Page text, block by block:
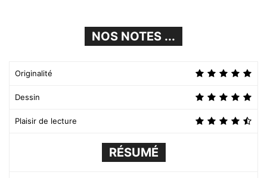
NOS NOTES ...
Originalité
Dessin
Plaisir de lecture
RÉSUMÉ